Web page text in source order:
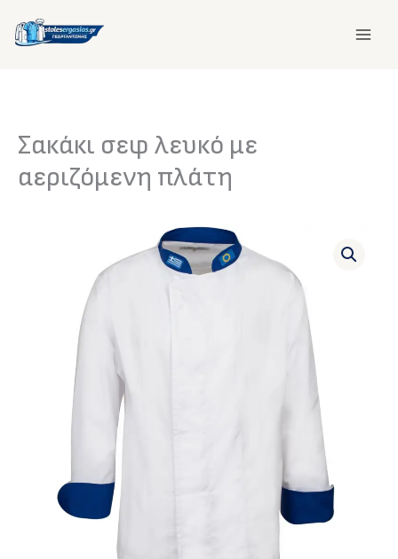
στο
Σακάκι σεφ λευκό με
αεριζόμενη πλάτη